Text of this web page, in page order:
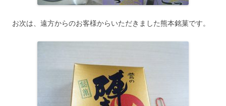
お次は、遠方からのお客様からいただきました熊本銘菓です。